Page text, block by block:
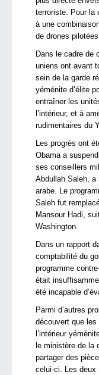
terroriste. Pour la
à une
de drones
Dans le cadre de
uniens ont avant
sein de la garde
yéménite d’élite
entraîner les
l’intérieur, et à
rudimentaires du
Les progrès ont
Obama a
ses conseillers
Abdullah Saleh, a
arabe. Le
Saleh fut
Mansour Hadi,
Washington.
Dans un rapport
comptabilité du
programme
était
été incapable
Parmi d’autres
découvert que
l’intérieur
le ministère de la
partager des
celui-ci. Les deux